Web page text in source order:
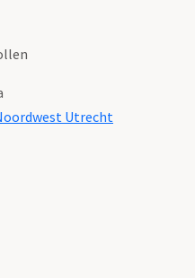
Utrecht